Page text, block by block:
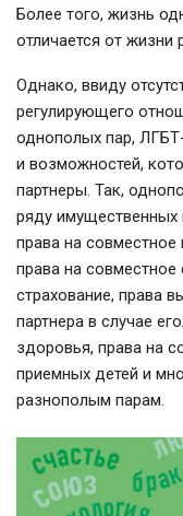
Более того, жизнь
отличается от жизни
Однако, ввиду
регулирующего
однополых пар,
и возможностей,
партнеры. Так,
ряду
права на
права на
страхование, права
партнера в случае
здоровья, права на
приемных детей и
разнополым парам.